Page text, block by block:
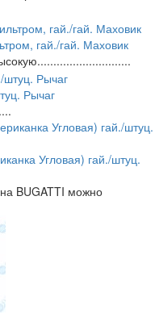
гай./гай. Маховик
Рычаг
Угловая) гай./штуц.
BUGATTI можно